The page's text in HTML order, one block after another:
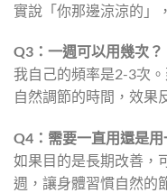
實說「你那邊涼涼的」
Q3：一週可以用幾次？
我自己的頻率是2-3次
自然調節的時間，效果
Q4：需要一直用還是
如果目的是長期改善，
週，讓身體習慣自然的